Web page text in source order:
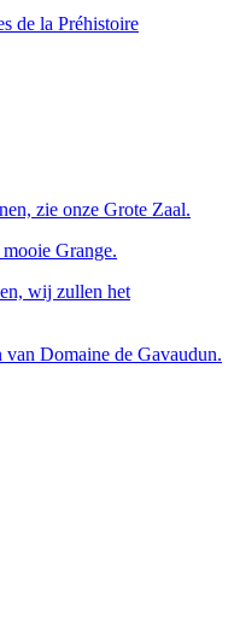
de la Préhistoire
zie onze Grote Zaal.
Grange.
wij zullen het
Domaine de Gavaudun.